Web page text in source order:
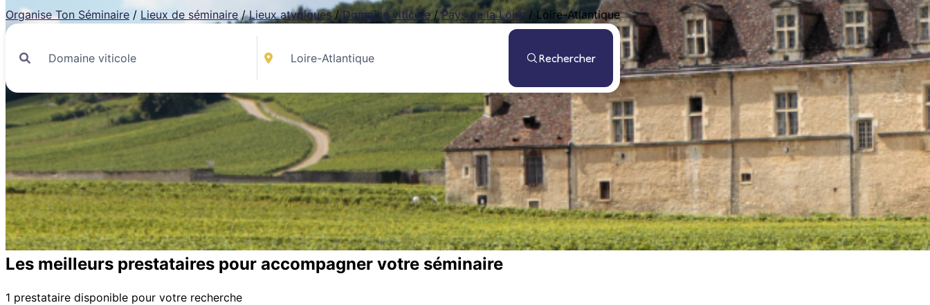
Organise Ton Séminaire / Lieux de séminaire / Lieux atypiques / Domaine viticole / Pays de la Loire / Loire-Atlantique
Rechercher
Les meilleurs prestataires pour accompagner votre séminaire
1 prestataire disponible pour votre recherche